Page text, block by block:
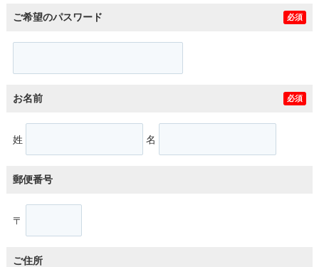
ご希望のパスワード 必須
お名前 必須
姓 名
郵便番号
〒
ご住所